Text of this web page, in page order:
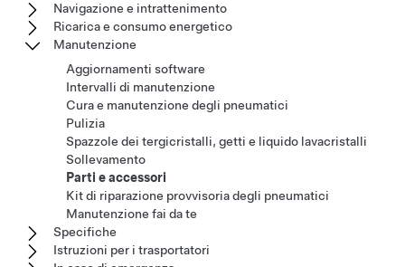
Navigazione e intrattenimento
Ricarica e consumo energetico
Manutenzione
Aggiornamenti software
Intervalli di manutenzione
Cura e manutenzione degli pneumatici
Pulizia
Spazzole dei tergicristalli, getti e liquido lavacristalli
Sollevamento
Parti e accessori
Kit di riparazione provvisoria degli pneumatici
Manutenzione fai da te
Specifiche
Istruzioni per i trasportatori